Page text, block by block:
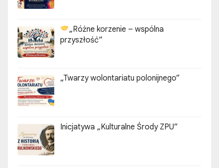
„Różne korzenie – wspólna
przyszłość”
„Twarzy wolontariatu polonijnego”
Inicjatywa „Kulturalne Środy ZPU”